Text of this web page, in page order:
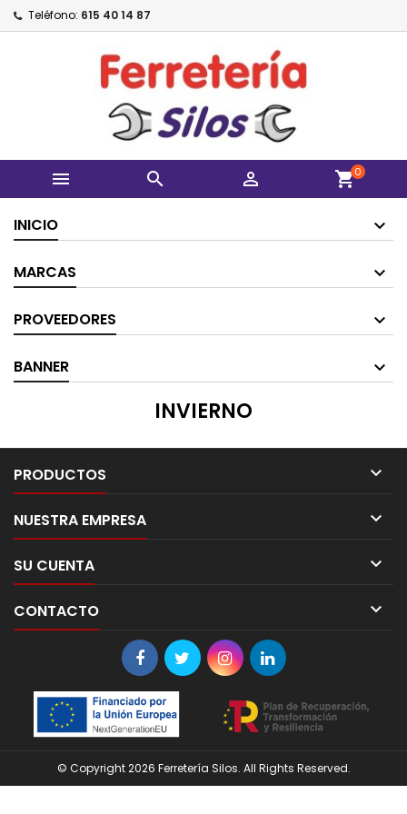
Teléfono: 615 40 14 87
   shopping_cart0
INICIO
MARCAS
PROVEEDORES
BANNER
INVIERNO
PRODUCTOS 
NUESTRA EMPRESA 
SU CUENTA 
CONTACTO 
© Copyright 2026 Ferretería Silos. All Rights Reserved.